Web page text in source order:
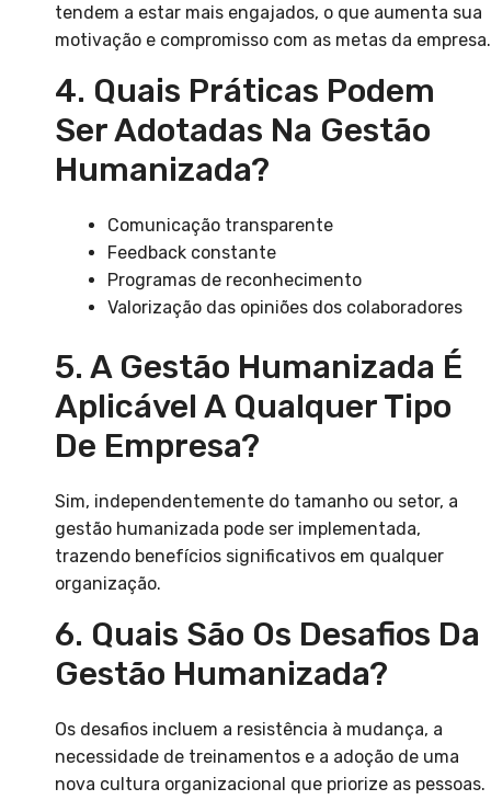
tendem a estar mais engajados, o que aumenta sua
motivação e compromisso com as metas da empresa.
4. Quais Práticas Podem
Ser Adotadas Na Gestão
Humanizada?
Comunicação transparente
Feedback constante
Programas de reconhecimento
Valorização das opiniões dos colaboradores
5. A Gestão Humanizada É
Aplicável A Qualquer Tipo
De Empresa?
Sim, independentemente do tamanho ou setor, a
gestão humanizada pode ser implementada,
trazendo benefícios significativos em qualquer
organização.
6. Quais São Os Desafios Da
Gestão Humanizada?
Os desafios incluem a resistência à mudança, a
necessidade de treinamentos e a adoção de uma
nova cultura organizacional que priorize as pessoas.